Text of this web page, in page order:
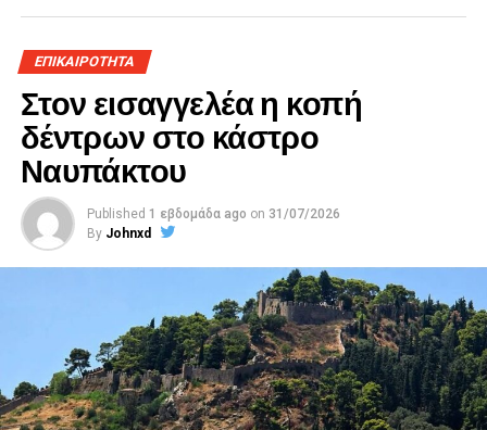
ΕΠΙΚΑΙΡΟΤΗΤΑ
Στον εισαγγελέα η κοπή
δέντρων στο κάστρο
Ναυπάκτου
Published 1 εβδομάδα ago on 31/07/2026
By Johnxd